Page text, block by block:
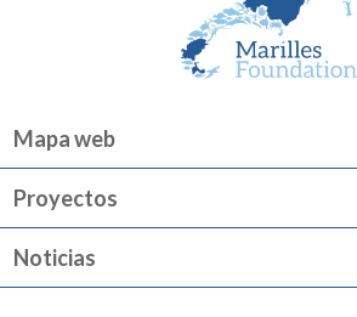
Mapa web
Proyectos
Noticias